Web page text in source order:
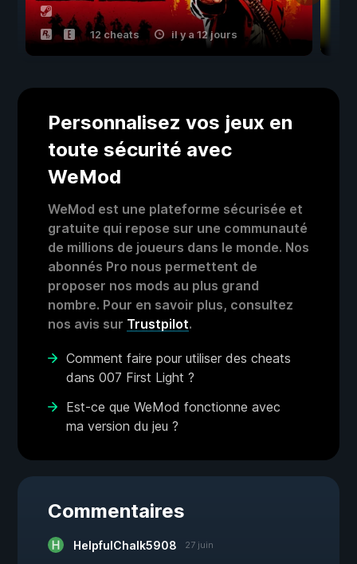
12 cheats il y a 12 jours
Personnalisez vos jeux en
toute sécurité avec
WeMod
WeMod est une plateforme sécurisée et
gratuite qui repose sur une communauté
de millions de joueurs dans le monde. Nos
abonnés Pro nous permettent de
proposer nos mods au plus grand
nombre. Pour en savoir plus, consultez
nos avis sur Trustpilot.
Comment faire pour utiliser des cheats
dans 007 First Light ?
Est-ce que WeMod fonctionne avec
ma version du jeu ?
Commentaires
HelpfulChalk5908 27 juin